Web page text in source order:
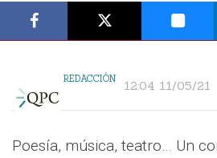
REDACCIÓN 12:04 11/05/21
Poesía, música, teatro… Un